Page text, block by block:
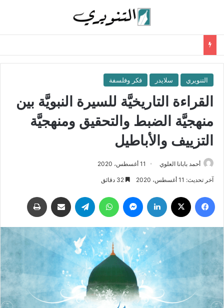
التنويري سلايدر فكر وفلسفة
القراءة التاريخيَّة للسيرة النبويَّة بين
منهجيَّة الضبط والتحقيق ومنهجيَّة
التزييف والأباطيل
أحمد بابانا العلوي 11 أغسطس، 2020
آخر تحديث: 11 أغسطس، 2020